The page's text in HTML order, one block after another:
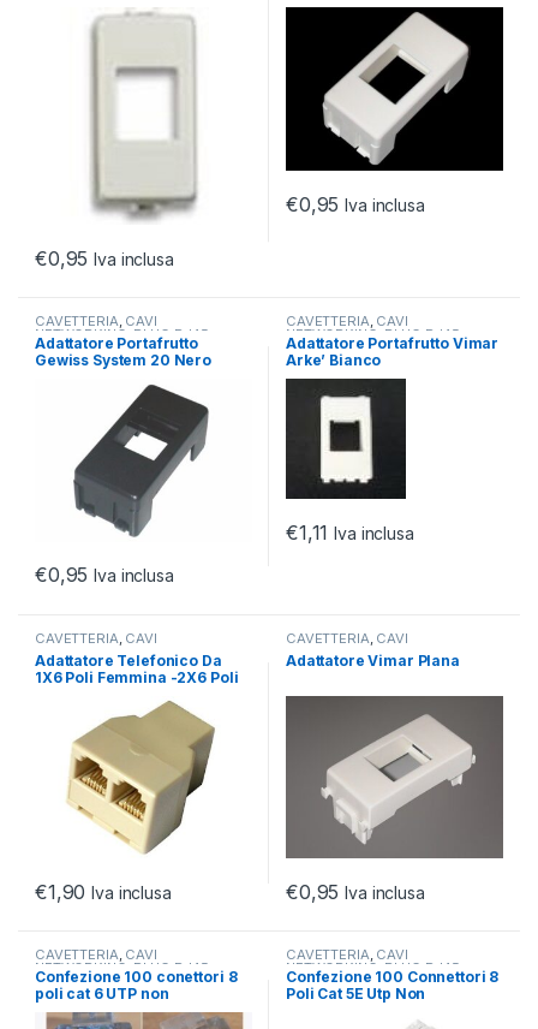
€0,95 Iva inclusa
€0,95 Iva inclusa
CAVETTERIA, CAVI
NETWORKING PLUG RJ45
Adattatore Portafrutto
Gewiss System 20 Nero
€0,95 Iva inclusa
CAVETTERIA, CAVI
NETWORKING PLUG RJ45
Adattatore Portafrutto Vimar
Arke’ Bianco
€1,11 Iva inclusa
CAVETTERIA, CAVI
NETWORKING PLUG RJ45
Adattatore Telefonico Da
1X6 Poli Femmina -2X6 Poli
€1,90 Iva inclusa
CAVETTERIA, CAVI
NETWORKING, PLUG RJ45
Adattatore Vimar Plana
€0,95 Iva inclusa
CAVETTERIA, CAVI
NETWORKING,PLUG RJ45
Confezione 100 conettori 8
poli cat 6 UTP non
schermato RJ45 con fori per
CAVETTERIA, CAVI
NETWORKING,PLUG RJ45
Confezione 100 Connettori 8
Poli Cat 5E Utp Non